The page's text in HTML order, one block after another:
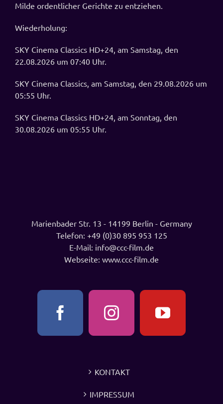
Milde ordentlicher Gerichte zu entziehen.
Wiederholung:
SKY Cinema Classics HD+24, am Samstag, den
22.08.2026 um 07:40 Uhr.
SKY Cinema Classics, am Samstag, den 29.08.2026 um
05:55 Uhr.
SKY Cinema Classics HD+24, am Sonntag, den
30.08.2026 um 05:55 Uhr.
Marienbader Str. 13 - 14199 Berlin - Germany
Telefon: +49 (0)30 895 953 125
E-Mail: info@ccc-film.de
Webseite: www.ccc-film.de
KONTAKT
IMPRESSUM